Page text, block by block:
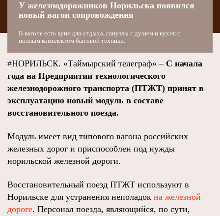
У железнодорожников Норильска появился
новый вагон сопровождения
В вагоне есть купе для отдыха, санузлы с душем и кухня с
полным комплектом бытовой техники.
#НОРИЛЬСК. «Таймырский телеграф» – С начала
года на Предприятии технологического
железнодорожного транспорта (ПТЖТ) принят в
эксплуатацию новый модуль в составе
восстановительного поезда.
Модуль имеет вид типового вагона российских
железных дорог и приспособлен под нужды
норильской железной дороги.
Восстановительный поезд ПТЖТ используют в
Норильске для устранения неполадок на железной
дороге. Персонал поезда, являющийся, по сути,